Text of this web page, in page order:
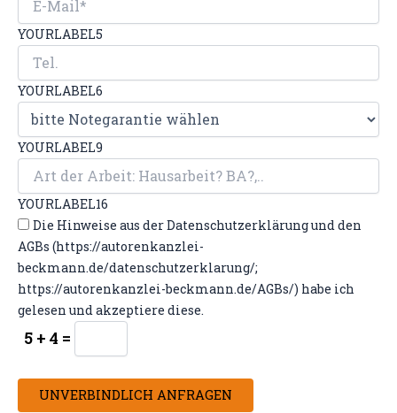
YOURLABEL5
YOURLABEL6
YOURLABEL9
YOURLABEL16
Die Hinweise aus der Datenschutzerklärung und den
AGBs (https://autorenkanzlei-
beckmann.de/datenschutzerklarung/;
https://autorenkanzlei-beckmann.de/AGBs/) habe ich
gelesen und akzeptiere diese.
5 + 4 =
UNVERBINDLICH ANFRAGEN